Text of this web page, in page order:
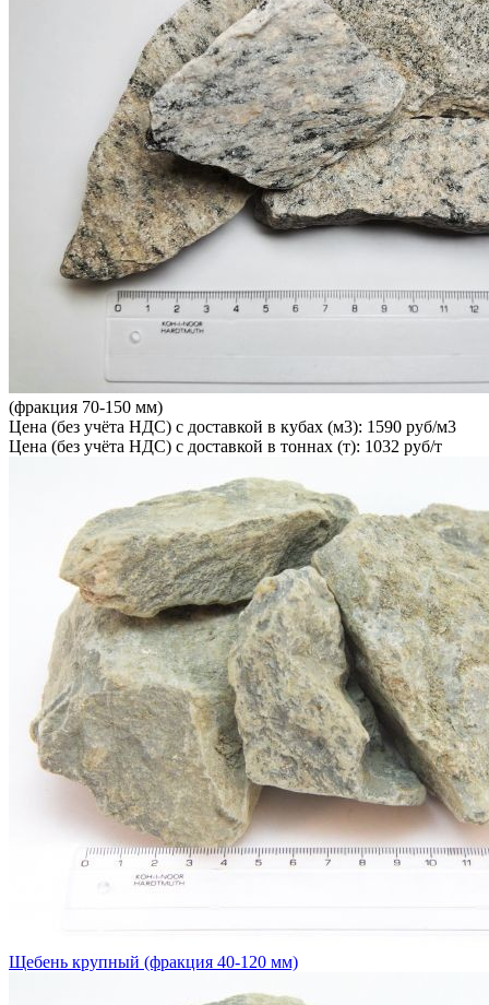
(фракция 70-150 мм)
Цена (без учёта НДС) с доставкой в кубах (м3): 1590 руб/м3
Цена (без учёта НДС) с доставкой в тоннах (т): 1032 руб/т
Щебень крупный (фракция 40-120 мм)